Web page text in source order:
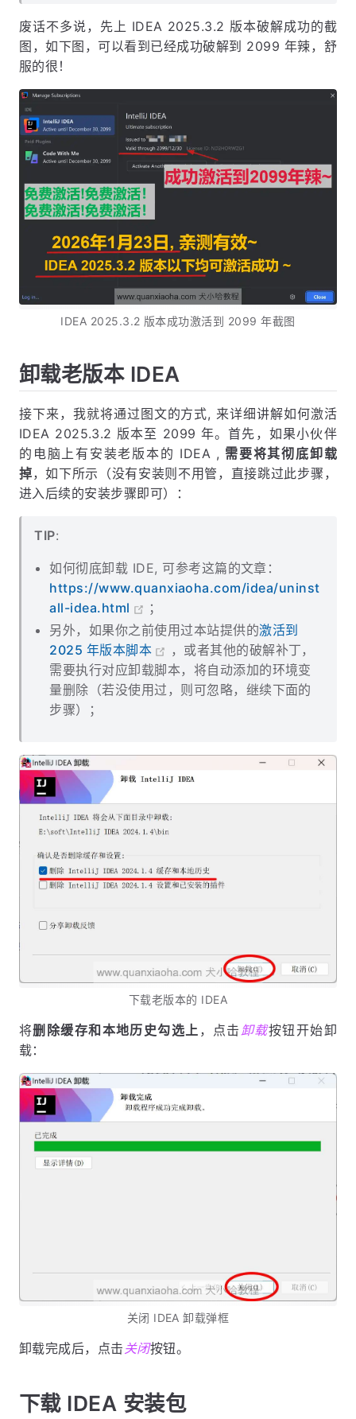
废话不多说，先上 IDEA 2025.3.2 版本破解成功的截
图，如下图，可以看到已经成功破解到 2099 年辣，舒
服的很！
IDEA 2025.3.2 版本成功激活到 2099 年截图
卸载老版本 IDEA
接下来，我就将通过图文的方式, 来详细讲解如何激活
IDEA 2025.3.2 版本至 2099 年。首先，如果小伙伴
的电脑上有安装老版本的 IDEA , 需要将其彻底卸载
掉，如下所示（没有安装则不用管，直接跳过此步骤，
进入后续的安装步骤即可）：
TIP:
如何彻底卸载 IDE, 可参考这篇的文章：
https://www.quanxiaoha.com/idea/uninst
all-idea.html
；
另外，如果你之前使用过本站提供的激活到
2025 年版本脚本
，或者其他的破解补丁，
需要执行对应卸载脚本，将自动添加的环境变
量删除（若没使用过，则可忽略，继续下面的
步骤）；
下载老版本的 IDEA
将删除缓存和本地历史勾选上 ，点击卸载按钮开始卸
载：
关闭 IDEA 卸载弹框
卸载完成后，点击 关闭按钮。
下载 IDEA 安装包